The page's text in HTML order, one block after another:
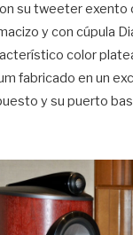
su tweeter exento
y con cúpula
color
fabricado en un
y su puerto